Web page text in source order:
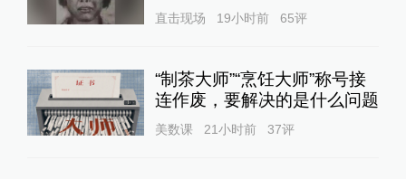
直击现场 19小时前 65评
“制茶大师”“烹饪大师”称号接
连作废，要解决的是什么问题
美数课 21小时前 37评